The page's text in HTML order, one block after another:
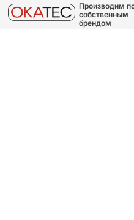
Производим
собственным
брендом